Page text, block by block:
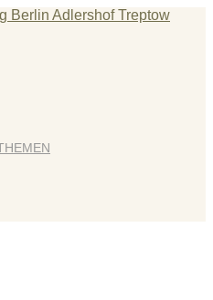
Coach & Heilpraktiker für